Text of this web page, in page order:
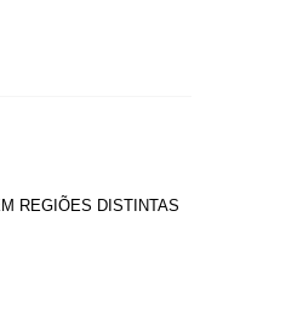
REGIÕES DISTINTAS